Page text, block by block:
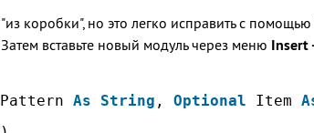
но это легко исправить с помощью
Затем вставьте новый модуль через меню Insert
As String , Optional Item